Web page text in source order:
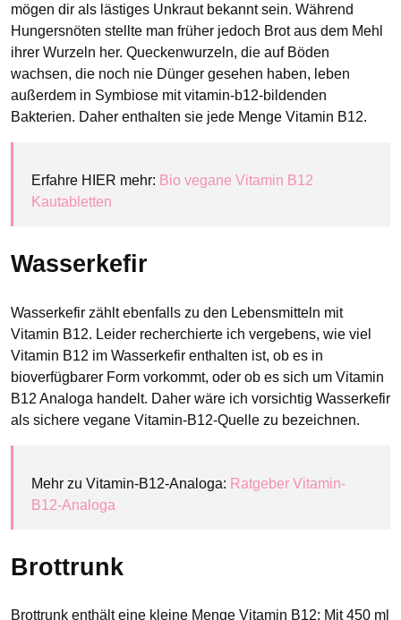
mögen dir als lästiges Unkraut bekannt sein. Während
Hungersnöten stellte man früher jedoch Brot aus dem Mehl
ihrer Wurzeln her. Queckenwurzeln, die auf Böden
wachsen, die noch nie Dünger gesehen haben, leben
außerdem in Symbiose mit vitamin-b12-bildenden
Bakterien. Daher enthalten sie jede Menge Vitamin B12.
Erfahre HIER mehr: Bio vegane Vitamin B12
Kautabletten
Wasserkefir
Wasserkefir zählt ebenfalls zu den Lebensmitteln mit
Vitamin B12. Leider recherchierte ich vergebens, wie viel
Vitamin B12 im Wasserkefir enthalten ist, ob es in
bioverfügbarer Form vorkommt, oder ob es sich um Vitamin
B12 Analoga handelt. Daher wäre ich vorsichtig Wasserkefir
als sichere vegane Vitamin-B12-Quelle zu bezeichnen.
Mehr zu Vitamin-B12-Analoga: Ratgeber Vitamin-
B12-Analoga
Brottrunk
Brottrunk enthält eine kleine Menge Vitamin B12: Mit 450 ml